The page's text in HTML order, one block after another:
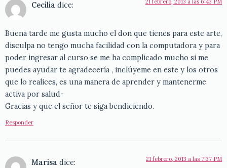
Cecilia dice: 21 febrero, 2013 a las 6:43 PM
Buena tarde me gusta mucho el don que tienes para este arte,
disculpa no tengo mucha facilidad con la computadora y para
poder ingresar al curso se me ha complicado mucho si me
puedes ayudar te agradecería , inclúyeme en este y los otros
que lo realices, es una manera de aprender y mantenerme
activa por salud-
Gracias y que el señor te siga bendiciendo.
Responder
Marisa dice: 21 febrero, 2013 a las 7:37 PM